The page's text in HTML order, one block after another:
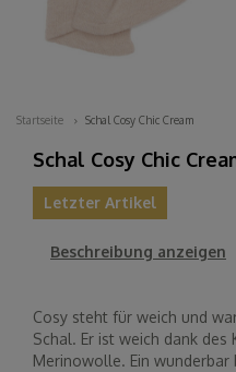
Startseite Schal Cosy Chic Cream
Schal Cosy Chic
Letzter Artikel
Beschreibung anzeigen
Cosy steht für weich und
Schal. Er ist weich dank des
Merinowolle. Ein